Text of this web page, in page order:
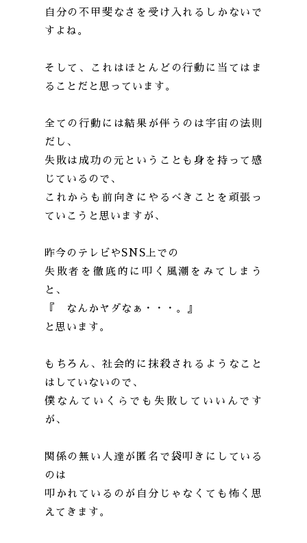
自分の不甲斐なさを受け入れるしかないで
すよね。
そして、これはほとんどの行動に当てはま
ることだと思っています。
全ての行動には結果が伴うのは宇宙の法則
だし、
失敗は成功の元ということも身を持って感
じているので、
これからも前向きにやるべきことを頑張っ
ていこうと思いますが、
昨今のテレビやSNS上での
失敗者を徹底的に叩く風潮をみてしまう
と、
『 なんかヤダなぁ・・・。』
と思います。
もちろん、社会的に抹殺されるようなこと
はしていないので、
僕なんていくらでも失敗していいんです
が、
関係の無い人達が匿名で袋叩きにしている
のは
叩かれているのが自分じゃなくても怖く思
えてきます。